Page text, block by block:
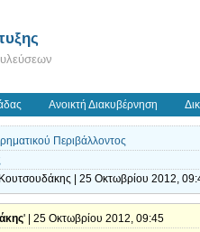
Ανοικτή Διακυβέρνηση
Περιβάλλοντος
| 25 Οκτωβρίου 2012,
' | 25 Οκτωβρίου 2012, 09:45